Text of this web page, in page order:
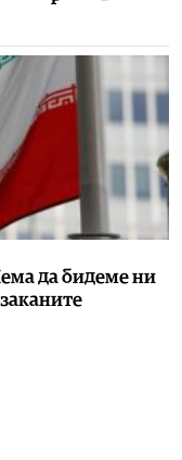
да бидеме ни